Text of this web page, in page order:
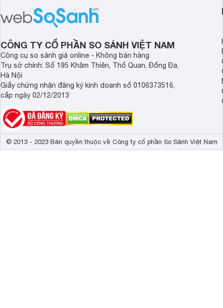
CÔNG TY CỔ PHẦN SO SÁNH VIỆT NAM
Công cụ so sánh giá online - Không bán hàng
Trụ sở chính: Số 195 Khâm Thiên, Thổ Quan, Đống Đa,
Hà Nội
Giấy chứng nhận đăng ký kinh doanh số 0106373516,
cấp ngày 02/12/2013
© 2013 - 2023 Bản quyền thuộc về Công ty cổ phần So Sánh Việt Nam